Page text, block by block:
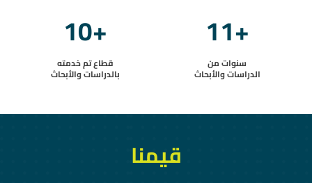
+
11
سنوات من
الدراسات والأبحاث
+
10
قطاع تم خدمته
بالدراسات والأبحاث
قيمنا